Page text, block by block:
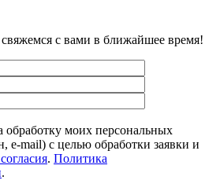
с вами в ближайшее время!
обработку моих персональных
e-mail) с целью обработки заявки и
. Политика
.